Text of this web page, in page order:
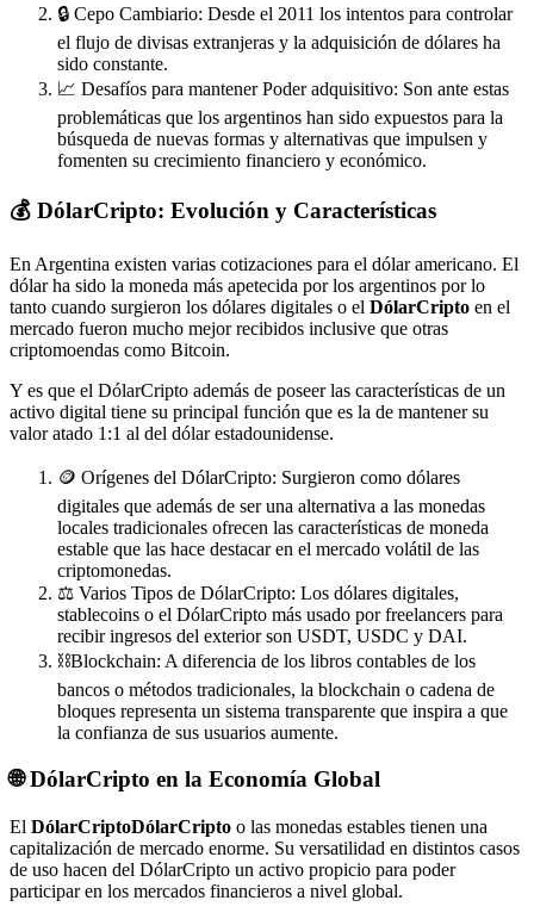
🔒 Cepo Cambiario: Desde el 2011 los intentos para controlar
el flujo de divisas extranjeras y la adquisición de dólares ha
sido constante.
📈 Desafíos para mantener Poder adquisitivo: Son ante estas
problemáticas que los argentinos han sido expuestos para la
búsqueda de nuevas formas y alternativas que impulsen y
fomenten su crecimiento financiero y económico.
💰 DólarCripto: Evolución y Características
En Argentina existen varias cotizaciones para el dólar americano. El
dólar ha sido la moneda más apetecida por los argentinos por lo
tanto cuando surgieron los dólares digitales o el DólarCripto en el
mercado fueron mucho mejor recibidos inclusive que otras
criptomoendas como Bitcoin.
Y es que el DólarCripto además de poseer las características de un
activo digital tiene su principal función que es la de mantener su
valor atado 1:1 al del dólar estadounidense.
🪙 Orígenes del DólarCripto: Surgieron como dólares
digitales que además de ser una alternativa a las monedas
locales tradicionales ofrecen las características de moneda
estable que las hace destacar en el mercado volátil de las
criptomonedas.
⚖️ Varios Tipos de DólarCripto: Los dólares digitales,
stablecoins o el DólarCripto más usado por freelancers para
recibir ingresos del exterior son USDT, USDC y DAI.
⛓Blockchain: A diferencia de los libros contables de los
bancos o métodos tradicionales, la blockchain o cadena de
bloques representa un sistema transparente que inspira a que
la confianza de sus usuarios aumente.
🌐 DólarCripto en la Economía Global
El DólarCriptoDólarCripto o las monedas estables tienen una
capitalización de mercado enorme. Su versatilidad en distintos casos
de uso hacen del DólarCripto un activo propicio para poder
participar en los mercados financieros a nivel global.